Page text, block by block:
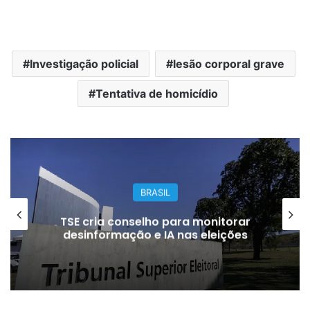
Investigação policial lesão corporal grave
Tentativa de homicídio
BRASIL
TSE cria conselho para monitorar
desinformação e IA nas eleições